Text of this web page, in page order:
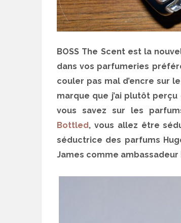
BOSS The Scent est la
dans vos parfumeries
couler pas mal d’encre sur
marque que j’ai plutôt
vous savez sur les
Bottled, vous allez être
séductrice des parfums
James comme ambassadeur